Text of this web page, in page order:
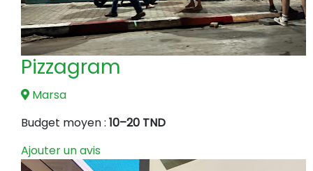
Pizzagram
Marsa
Budget moyen : 10–20 TND
Ajouter un avis